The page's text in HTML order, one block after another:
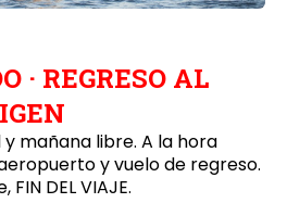
· REGRESO AL
mañana libre. A la hora
y vuelo de regreso.
DEL VIAJE.